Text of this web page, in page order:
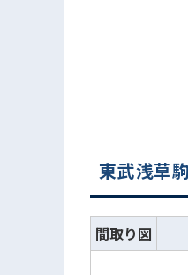
東武浅草
間取り図